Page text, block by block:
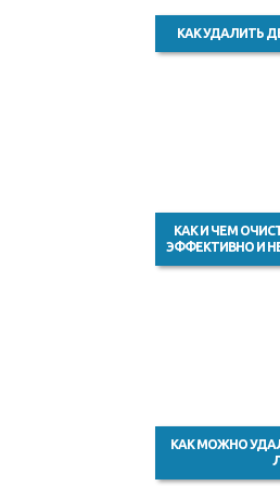
КАК УДАЛИТЬ
КАК И ЧЕМ
ЭФФЕКТИВНО И
КАК МОЖНО